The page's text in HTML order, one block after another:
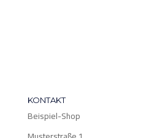
KONTAKT
Beispiel-Shop